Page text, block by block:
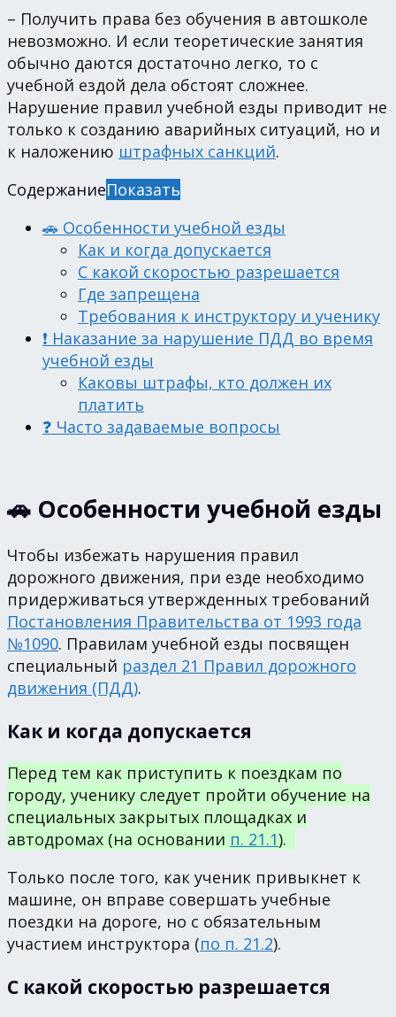
– Получить права без обучения в автошколе
невозможно. И если теоретические занятия
обычно даются достаточно легко, то с
учебной ездой дела обстоят сложнее.
Нарушение правил учебной езды приводит не
только к созданию аварийных ситуаций, но и
к наложению штрафных санкций.
СодержаниеПоказать
🚗 Особенности учебной езды
Как и когда допускается
С какой скоростью разрешается
Где запрещена
Требования к инструктору и ученику
❗ Наказание за нарушение ПДД во время
учебной езды
Каковы штрафы, кто должен их
платить
❓ Часто задаваемые вопросы
🚗 Особенности учебной езды
Чтобы избежать нарушения правил
дорожного движения, при езде необходимо
придерживаться утвержденных требований
Постановления Правительства от 1993 года
№1090. Правилам учебной езды посвящен
специальный раздел 21 Правил дорожного
движения (ПДД).
Как и когда допускается
Перед тем как приступить к поездкам по
городу, ученику следует пройти обучение на
специальных закрытых площадках и
автодромах (на основании п. 21.1).
Только после того, как ученик привыкнет к
машине, он вправе совершать учебные
поездки на дороге, но с обязательным
участием инструктора (по п. 21.2).
С какой скоростью разрешается